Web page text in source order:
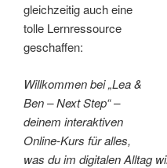
gleichzeitig auch eine
tolle Lernressource
geschaffen:
Willkommen bei „Lea &
Ben – Next Step“ –
deinem interaktiven
Online‑Kurs für alles,
was du im digitalen Alltag